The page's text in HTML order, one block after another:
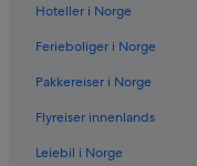
Hoteller i Norge
Ferieboliger i Norge
Pakkereiser i Norge
Flyreiser innenlands
Leiebil i Norge